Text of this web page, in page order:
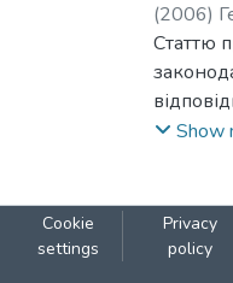
(2006)
Статтю
Show
Cookie
settings
Privacy
policy